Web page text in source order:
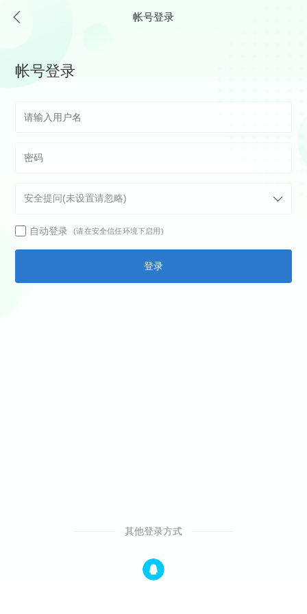
帐号登录
帐号登录
自动登录 (请在安全信任环境下启用)
登录
其他登录方式